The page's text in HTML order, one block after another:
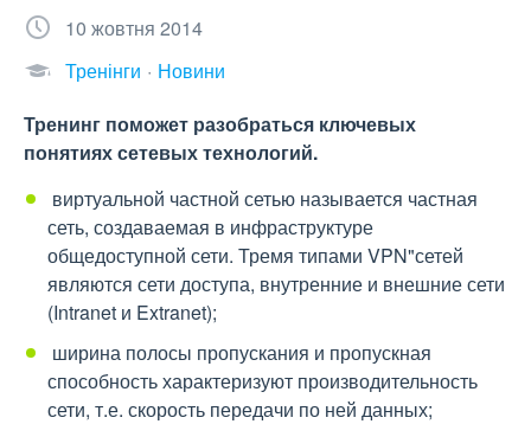
10 жовтня 2014
Тренінги
Новини
Тренинг поможет разобраться ключевых
понятиях сетевых технологий.
 виртуальной частной сетью называется частная
сеть, создаваемая в инфраструктуре
общедоступной сети. Тремя типами VPN"сетей
являются сети доступа, внутренние и внешние сети
(Intranet и Extranet);
 ширина полосы пропускания и пропускная
способность характеризуют производительность
сети, т.е. скорость передачи по ней данных;